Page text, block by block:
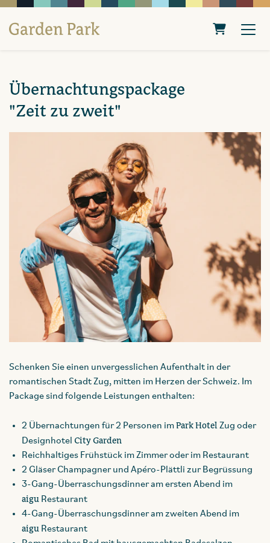
Warenkorb
Übernachtungspackage
"Zeit zu zweit"
Schenken Sie einen unvergesslichen Aufenthalt in der
romantischen Stadt Zug, mitten im Herzen der Schweiz. Im
Package sind folgende Leistungen enthalten:
2 Übernachtungen für 2 Personen imPark HotelZug oder
Designhotel City Garden
Reichhaltiges Frühstück im Zimmer oder im Restaurant
2 Gläser Champagner und Apéro-Plättli zur Begrüssung
3-Gang-Überraschungsdinner am ersten Abend im
aiguRestaurant
4-Gang-Überraschungsdinner am zweiten Abend im
aiguRestaurant